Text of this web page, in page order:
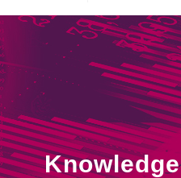
Knowledge